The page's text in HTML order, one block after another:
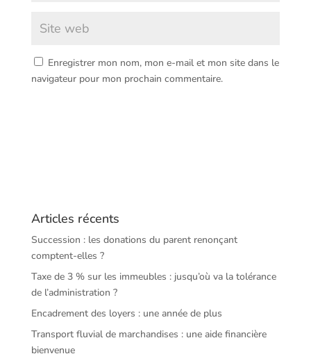
Enregistrer mon nom, mon e-mail et mon site dans le
navigateur pour mon prochain commentaire.
Articles récents
Succession : les donations du parent renonçant
comptent-elles ?
Taxe de 3 % sur les immeubles : jusqu’où va la tolérance
de l’administration ?
Encadrement des loyers : une année de plus
Transport fluvial de marchandises : une aide financière
bienvenue